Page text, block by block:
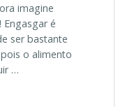
imagine
é
ser bastante
o alimento
…